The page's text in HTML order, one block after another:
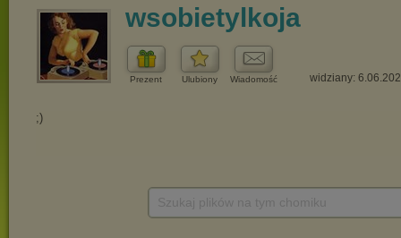
wsobietylkoja
Prezent Ulubiony Wiadomość widziany: